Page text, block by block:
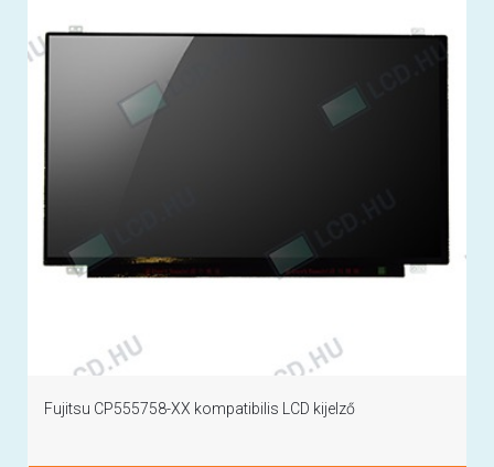
Fujitsu CP555758-XX kompatibilis LCD kijelző